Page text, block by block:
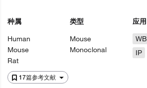
17篇参考文献
种属
Human
Mouse
Rat
类型
Mouse
Monoclonal
应用
WB
IP